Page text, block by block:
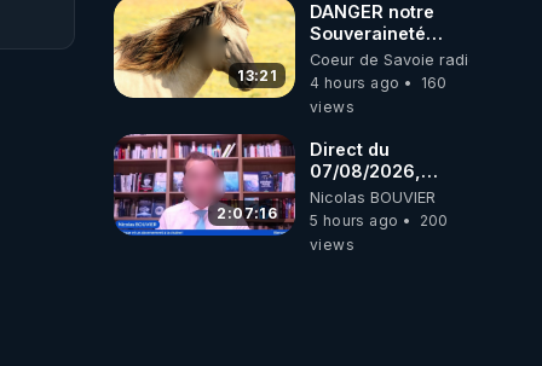
13:21
DANGER notre
Souveraineté
Alimentaire est
attaqué...
Coeur de Savoie radioweb TV
4 hours ago
160
views
2:07:16
Direct du
07/08/2026,
présenté par
Nicolas BOUVIER
Nicolas BOUVIER
5 hours ago
200
views